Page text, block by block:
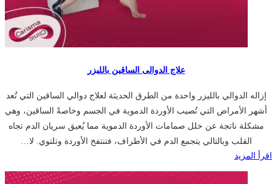
علاج الدوالى الساقين بالليزر
إزاله الدوالي بالليزر واحدة من الطرق الحديثة لعلاج دوالي الساقين التي تُعد
أشهر الأمراض التي تُصيب الأوردة الدموية في الجسم وخاصةً الساقين، وهي
مشكلة ناتجة عن خلل صمامات الأوردة الدموية مما يُعيق سريان الدم تجاه
القلب وبالتالي يتجمع الدم في الأطراف، فتنتفخ الأوردة وتلتوي. لا…
اقرأ المزيد